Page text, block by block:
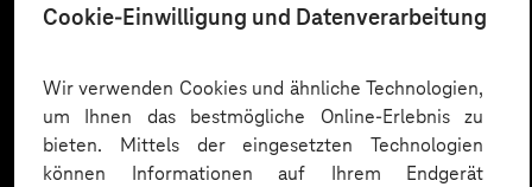
Cookie-Einwilligung und Datenverarbeitung
Wir verwenden Cookies und ähnliche Technologien,
um Ihnen das bestmögliche Online-Erlebnis zu
bieten. Mittels der eingesetzten Technologien
können Informationen auf Ihrem Endgerät